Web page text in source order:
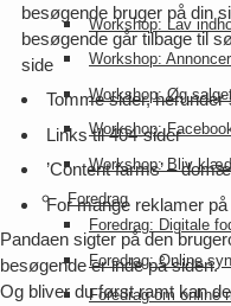
Workshop: Lav
Workshop:
Workshop: Øg
Workshop:
Workshop: Bliv
Foredrag
Foredrag: Digitale
Foredrag: Online
Foredrag om online
besøgende bruger på din
besøgende går tilbage til
side
Tomme sider,
Links til 404-sider
’Content farms’ –
For mange reklamer
Pandaen sigter på den
besøgende er inde på siden.
Og bliver du først ramt kan